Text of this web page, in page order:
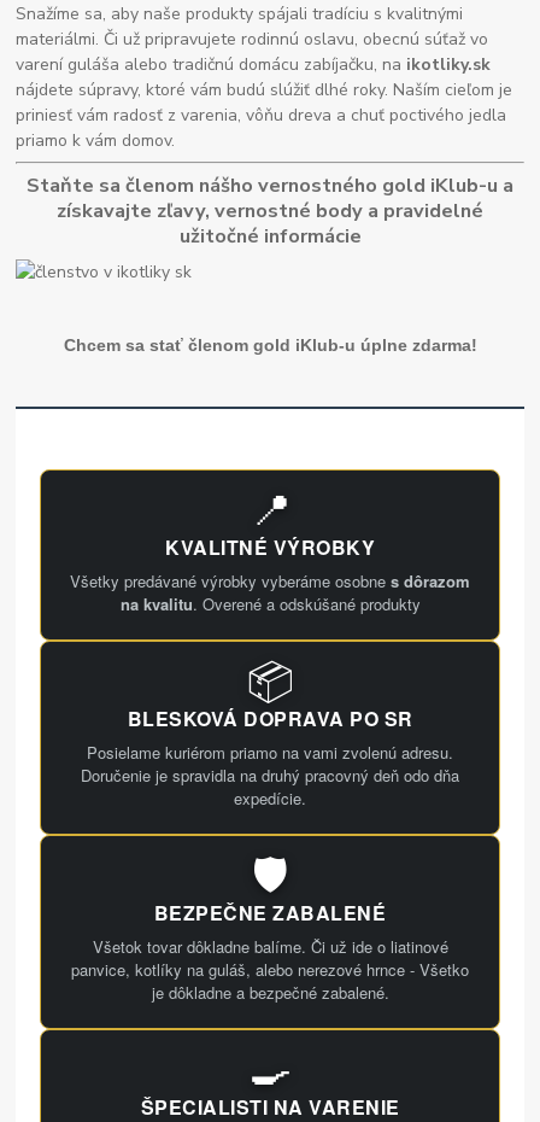
Snažíme sa, aby naše produkty spájali tradíciu s kvalitnými
materiálmi. Či už pripravujete rodinnú oslavu, obecnú súťaž vo
varení guláša alebo tradičnú domácu zabíjačku, na ikotliky.sk
nájdete súpravy, ktoré vám budú slúžiť dlhé roky. Naším cieľom je
priniesť vám radosť z varenia, vôňu dreva a chuť poctivého jedla
priamo k vám domov.
Staňte sa členom nášho vernostného gold iKlub-u a
získavajte zľavy, vernostné body a pravidelné
užitočné informácie
Chcem sa stať členom gold iKlub-u úplne zdarma!
📍
KVALITNÉ VÝROBKY
Všetky predávané výrobky vyberáme osobne s dôrazom
na kvalitu. Overené a odskúšané produkty
📦
BLESKOVÁ DOPRAVA PO SR
Posielame kuriérom priamo na vami zvolenú adresu.
Doručenie je spravidla na druhý pracovný deň odo dňa
expedície.
🛡️
BEZPEČNE ZABALENÉ
Všetok tovar dôkladne balíme. Či už ide o liatinové
panvice, kotlíky na guláš, alebo nerezové hrnce - Všetko
je dôkladne a bezpečné zabalené.
🍳
ŠPECIALISTI NA VARENIE